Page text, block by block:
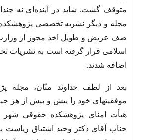
متوقف گشت. شاید در آینده‌ای نه
مجله و دیگر نشریه تخصصی
صف عریض و طویل اخذ مجوز از
اسلامی قرار گرفته است به نشریات
اضافه شدند.
بعد از لطف خداوند منّان، مجله
موفقیتهای خود را پیش و بیش از هر
هیأت امنای پژوهشکده حقوقی شهر
جناب آقای دکتر وحید اشتیاق ریاست